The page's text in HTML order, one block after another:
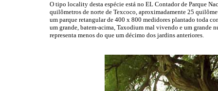
O tipo locality desta espécie está no EL Contador de Parque
quilômetros de norte de Texcoco, aproximadamente 25
um parque retangular de 400 x 800 medidores plantado toda
um grande, batem-acima, Taxodium mal vivendo e um grande
representa menos do que um décimo dos jardins anteriores.